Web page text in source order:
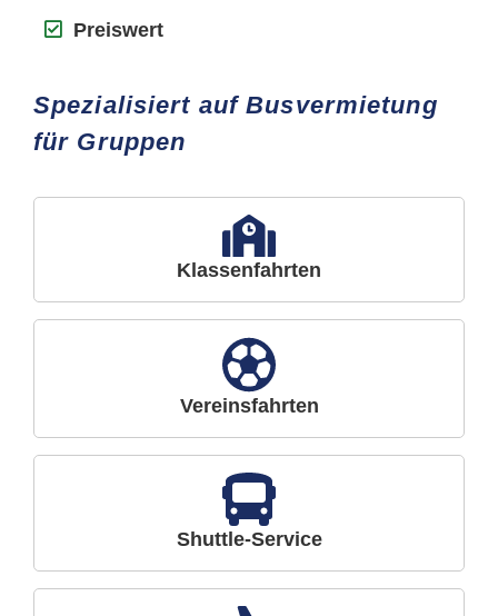
Preiswert
Spezialisiert auf Busvermietung
für Gruppen
Klassenfahrten
Vereinsfahrten
Shuttle-Service